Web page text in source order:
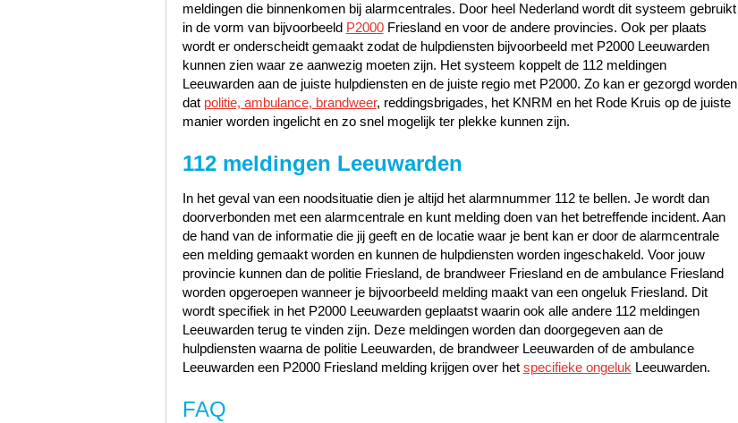
meldingen die binnenkomen bij alarmcentrales. Door heel Nederland wordt dit systeem gebruikt
in de vorm van bijvoorbeeld P2000Friesland en voor de andere provincies. Ook per plaats
wordt er onderscheidt gemaakt zodat de hulpdiensten bijvoorbeeld met P2000 Leeuwarden
kunnen zien waar ze aanwezig moeten zijn. Het systeem koppelt de 112 meldingen
Leeuwarden aan de juiste hulpdiensten en de juiste regio met P2000. Zo kan er gezorgd worden
dat politie, ambulance, brandweer, reddingsbrigades, het KNRM en het Rode Kruis op de juiste
manier worden ingelicht en zo snel mogelijk ter plekke kunnen zijn.
112 meldingen Leeuwarden
In het geval van een noodsituatie dien je altijd het alarmnummer 112 te bellen. Je wordt dan
doorverbonden met een alarmcentrale en kunt melding doen van het betreffende incident. Aan
de hand van de informatie die jij geeft en de locatie waar je bent kan er door de alarmcentrale
een melding gemaakt worden en kunnen de hulpdiensten worden ingeschakeld. Voor jouw
provincie kunnen dan de politie Friesland, de brandweer Friesland en de ambulance Friesland
worden opgeroepen wanneer je bijvoorbeeld melding maakt van een ongeluk Friesland. Dit
wordt specifiek in het P2000 Leeuwarden geplaatst waarin ook alle andere 112 meldingen
Leeuwarden terug te vinden zijn. Deze meldingen worden dan doorgegeven aan de
hulpdiensten waarna de politie Leeuwarden, de brandweer Leeuwarden of de ambulance
Leeuwarden een P2000 Friesland melding krijgen over het specifieke ongeluk Leeuwarden.
FAQ